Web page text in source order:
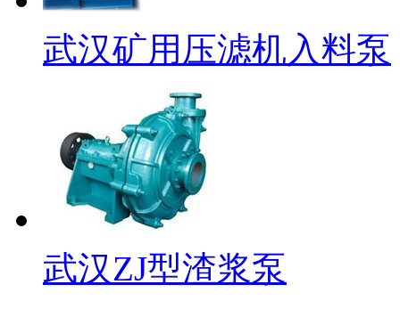
武汉矿用压滤机入料泵
武汉ZJ型渣浆泵